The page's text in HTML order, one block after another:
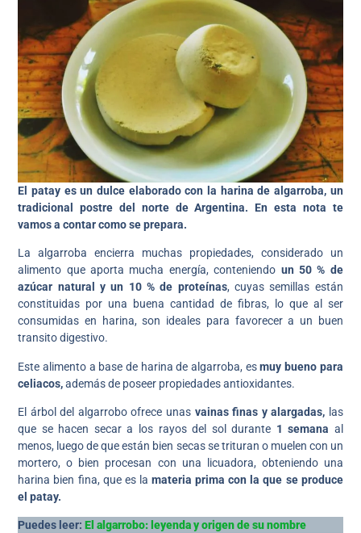
El patay es un dulce elaborado con la harina de algarroba, un
tradicional postre del norte de Argentina. En esta nota te
vamos a contar como se prepara.
La algarroba encierra muchas propiedades, considerado un
alimento que aporta mucha energía, conteniendo un 50 % de
azúcar natural y un 10 % de proteínas, cuyas semillas están
constituidas por una buena cantidad de fibras, lo que al ser
consumidas en harina, son ideales para favorecer a un buen
transito digestivo.
Este alimento a base de harina de algarroba, esmuy bueno para
celiacos,además de poseer propiedades antioxidantes.
El árbol del algarrobo ofrece unas vainas finas y alargadas, las
que se hacen secar a los rayos del sol durante 1 semana al
menos, luego de que están bien secas se trituran o muelen con un
mortero, o bien procesan con una licuadora, obteniendo una
harina bien fina, que es la materia prima con la que se produce
el patay.
Puedes leer:El algarrobo: leyenda y origen de su nombre